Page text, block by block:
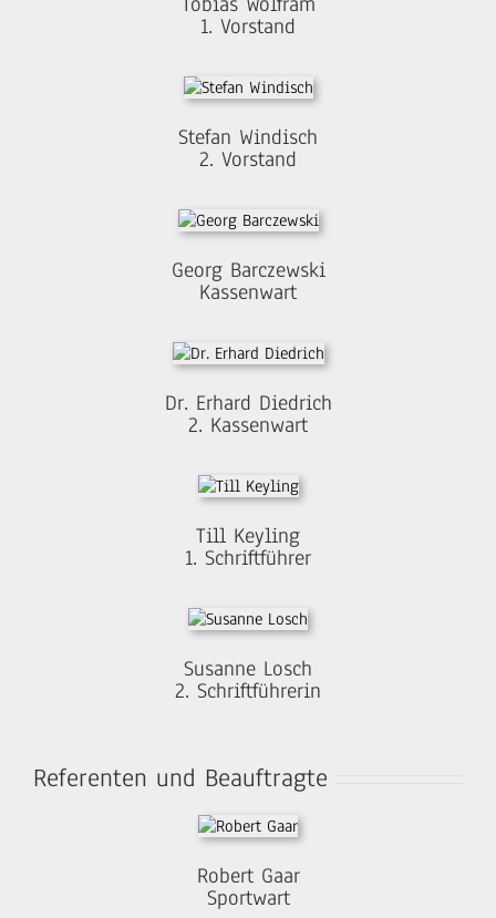
1. Vorstand
Stefan Windisch
2. Vorstand
Georg Barczewski
Kassenwart
Dr. Erhard Diedrich
2. Kassenwart
Till Keyling
1. Schriftführer
Susanne Losch
2. Schriftführerin
Referenten und Beauftragte
Robert Gaar
Sportwart